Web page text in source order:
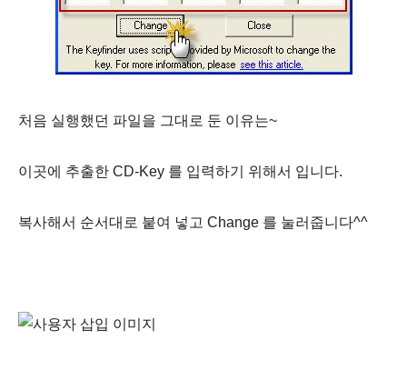
처음 실행했던 파일을 그대로 둔 이유는~
이곳에 추출한 CD-Key 를 입력하기 위해서 입니다.
복사해서 순서대로 붙여 넣고 Change 를 눌러줍니다^^